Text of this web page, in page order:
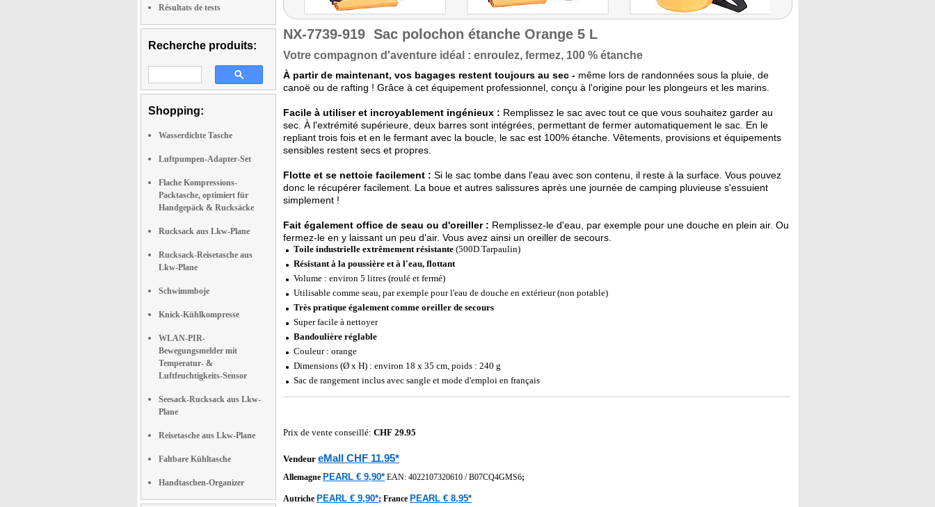
Résultats de tests
Recherche produits:
Shopping:
Wasserdichte Tasche
Luftpumpen-Adapter-Set
Flache Kompressions-
Packtasche, optimiert für
Handgepäck & Rucksäcke
Rucksack aus Lkw-Plane
Rucksack-Reisetasche aus
Lkw-Plane
Schwimmboje
Knick-Kühlkompresse
WLAN-PIR-
Bewegungsmelder mit
Temperatur- &
Luftfeuchtigkeits-Sensor
Seesack-Rucksack aus Lkw-
Plane
Reisetasche aus Lkw-Plane
Faltbare Kühltasche
Handtaschen-Organizer
NX-7739-919 Sac polochon étanche Orange 5 L
Votre compagnon d'aventure idéal : enroulez, fermez, 100 % étanche
À partir de maintenant, vos bagages restent toujours au sec - même lors de randonnées sous la pluie, de
canoë ou de rafting ! Grâce à cet équipement professionnel, conçu à l'origine pour les plongeurs et les marins.
Facile à utiliser et incroyablement ingénieux : Remplissez le sac avec tout ce que vous souhaitez garder au
sec. À l'extrémité supérieure, deux barres sont intégrées, permettant de fermer automatiquement le sac. En le
repliant trois fois et en le fermant avec la boucle, le sac est 100% étanche. Vêtements, provisions et équipements
sensibles restent secs et propres.
Flotte et se nettoie facilement : Si le sac tombe dans l'eau avec son contenu, il reste à la surface. Vous pouvez
donc le récupérer facilement. La boue et autres salissures après une journée de camping pluvieuse s'essuient
simplement !
Fait également office de seau ou d'oreiller : Remplissez-le d'eau, par exemple pour une douche en plein air. Ou
fermez-le en y laissant un peu d'air. Vous avez ainsi un oreiller de secours.
Toile industrielle extrêmement résistante (500D Tarpaulin)
Résistant à la poussière et à l'eau, flottant
Volume : environ 5 litres (roulé et fermé)
Utilisable comme seau, par exemple pour l'eau de douche en extérieur (non potable)
Très pratique également comme oreiller de secours
Super facile à nettoyer
Bandoulière réglable
Couleur : orange
Dimensions (Ø x H) : environ 18 x 35 cm, poids : 240 g
Sac de rangement inclus avec sangle et mode d'emploi en français
Prix de vente conseillé: CHF 29.95
Vendeur eMall CHF 11.95*
Allemagne PEARL € 9,90* EAN: 4022107320610 /B07CQ4GMS6;
Autriche PEARL € 9,90*; France PEARL € 8,95*